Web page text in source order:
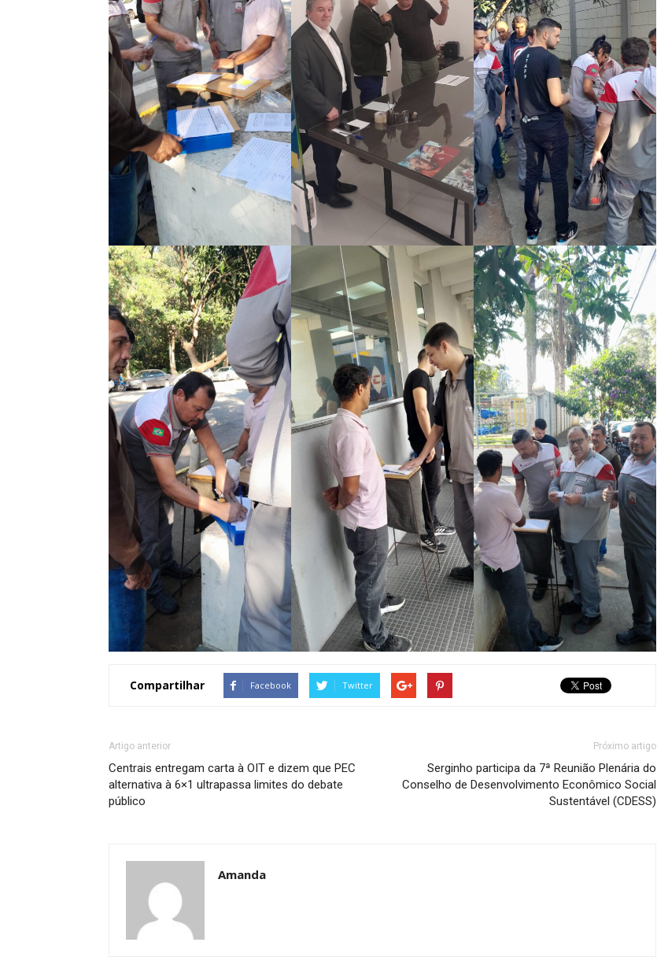
Compartilhar Facebook Twitter
Artigo anterior
Centrais entregam carta à OIT e dizem que PEC
alternativa à 6×1 ultrapassa limites do debate
público
Próximo artigo
Serginho participa da 7ª Reunião Plenária do
Conselho de Desenvolvimento Econômico Social
Sustentável (CDESS)
Amanda